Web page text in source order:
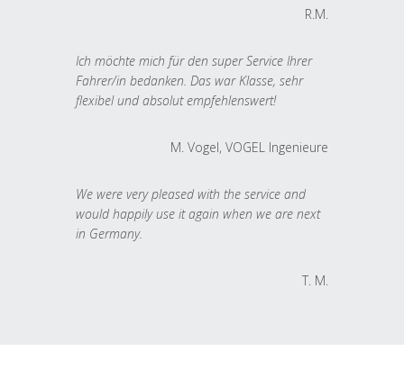
R.M.
Ich möchte mich für den super Service Ihrer
Fahrer/in bedanken. Das war Klasse, sehr
flexibel und absolut empfehlenswert!
M. Vogel, VOGEL Ingenieure
We were very pleased with the service and
would happily use it again when we are next
in Germany.
T. M.